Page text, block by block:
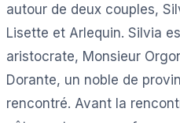
autour de deux couples,
Lisette et Arlequin. Silvia
aristocrate, Monsieur
Dorante, un noble de
rencontré. Avant la